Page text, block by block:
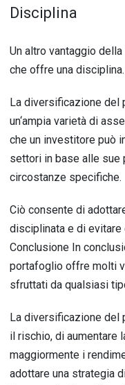
Disciplina
Un altro vantaggio della
che offre una disciplina.
La diversificazione del
un‘ampia varietà di
che un investitore può
settori in base alle sue
circostanze specifiche.
Ciò consente di adott
disciplinata e di evitare
Conclusione In
portafoglio offre molti v
sfruttati da qualsiasi tip
La diversificazione del
il rischio, di aumentare
maggiormente i rend
adottare una strategia